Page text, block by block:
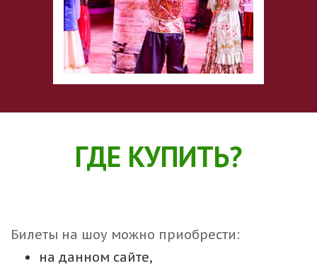
ГДЕ КУПИТЬ?
Билеты на шоу можно приобрести:
на данном сайте,